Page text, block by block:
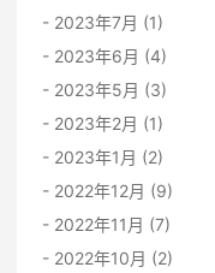
2023年7月 (1)
2023年6月 (4)
2023年5月 (3)
2023年2月 (1)
2023年1月 (2)
2022年12月 (9)
2022年11月 (7)
2022年10月 (2)